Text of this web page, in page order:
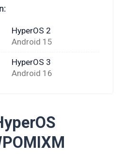
HyperOS 2
Android 15
HyperOS 3
Android 16